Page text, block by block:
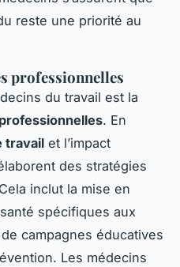
reste une priorité au
professionnelles
du travail est la
. En
travail et l’impact
des stratégies
inclut la mise en
spécifiques aux
campagnes éducatives
Les médecins